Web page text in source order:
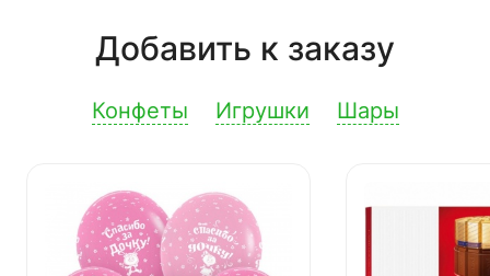
Добавить к заказу
Конфеты Игрушки Шары